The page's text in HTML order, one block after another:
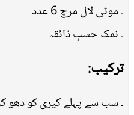
۔ موٹی لال مرچ 6 عدد
۔ نمک حسبِ ذائقہ
ترکیب:
۔ سب سے پہلے کیری کو دھو